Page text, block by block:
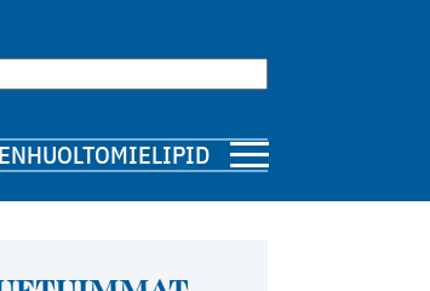
MIELIPIDE